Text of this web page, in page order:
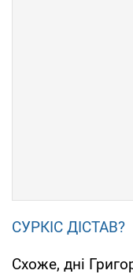
СУРКІС ДІСТАВ?
Схоже, дні